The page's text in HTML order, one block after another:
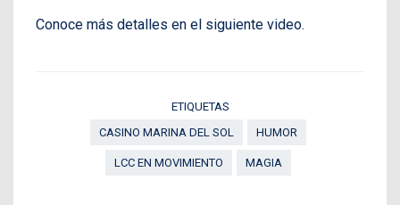
Conoce más detalles en el siguiente video.
ETIQUETAS
CASINO MARINA DEL SOL
HUMOR
LCC EN MOVIMIENTO MAGIA